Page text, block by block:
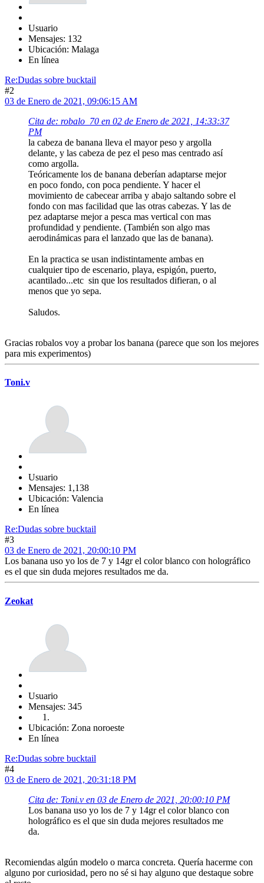
Usuario
Mensajes: 132
Ubicación: Malaga
En línea
Re:Dudas sobre bucktail
#2
03 de Enero de 2021, 09:06:15 AM
Cita de: robalo_70 en 02 de Enero de 2021, 14:33:37
PM
la cabeza de banana lleva el mayor peso y argolla
delante, y las cabeza de pez el peso mas centrado así
como argolla.
Teóricamente los de banana deberían adaptarse mejor
en poco fondo, con poca pendiente. Y hacer el
movimiento de cabecear arriba y abajo saltando sobre el
fondo con mas facilidad que las otras cabezas. Y las de
pez adaptarse mejor a pesca mas vertical con mas
profundidad y pendiente. (También son algo mas
aerodinámicas para el lanzado que las de banana).
En la practica se usan indistintamente ambas en
cualquier tipo de escenario, playa, espigón, puerto,
acantilado...etc sin que los resultados difieran, o al
menos que yo sepa.
Saludos.
Gracias robalos voy a probar los banana (parece que son los mejores
para mis experimentos)
Toni.v
Usuario
Mensajes: 1,138
Ubicación: Valencia
En línea
Re:Dudas sobre bucktail
#3
03 de Enero de 2021, 20:00:10 PM
Los banana uso yo los de 7 y 14gr el color blanco con holográfico
es el que sin duda mejores resultados me da.
Zeokat
Usuario
Mensajes: 345
Ubicación: Zona noroeste
En línea
Re:Dudas sobre bucktail
#4
03 de Enero de 2021, 20:31:18 PM
Cita de: Toni.v en 03 de Enero de 2021, 20:00:10 PM
Los banana uso yo los de 7 y 14gr el color blanco con
holográfico es el que sin duda mejores resultados me
da.
Recomiendas algún modelo o marca concreta. Quería hacerme con
alguno por curiosidad, pero no sé si hay alguno que destaque sobre